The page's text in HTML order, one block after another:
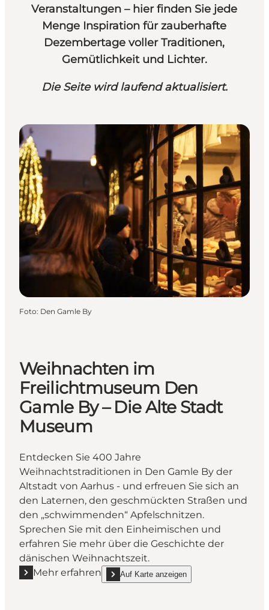
Veranstaltungen – hier finden Sie jede
Menge Inspiration für zauberhafte
Dezembertage voller Traditionen,
Gemütlichkeit und Lichter.
Die Seite wird laufend aktualisiert.
Foto: Den Gamle By
Weihnachten im
Freilichtmuseum Den
Gamle By – Die Alte Stadt
Museum
Entdecken Sie 400 Jahre
Weihnachtstraditionen in Den Gamle By der
Altstadt von Aarhus - und erfreuen Sie sich an
den Laternen, den geschmückten Straßen und
den „schwimmenden“ Apfelschnitzen.
Sprechen Sie mit den Einheimischen und
erfahren Sie mehr über die Geschichte der
dänischen Weihnachtszeit.
Mehr erfahren
Mehr erfahren "Weihnachten im Freilichtmuseum
Auf Karte anzeigen
show Weihnachten im Freilichtmuseum Den